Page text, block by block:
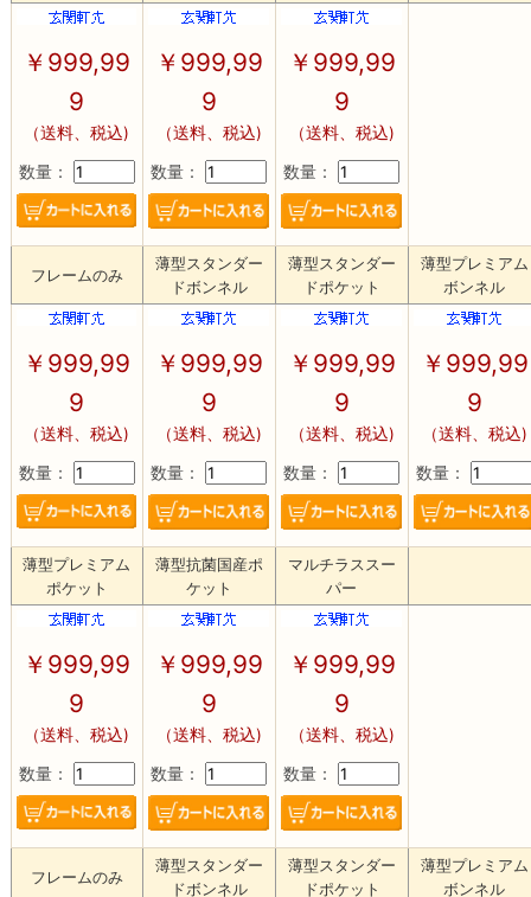
￥ 999,99
9
（送料、税込)
数量：
￥ 999,99
9
（送料、税込)
数量：
￥ 999,99
9
（送料、税込)
数量：
フレームのみ
薄型スタンダー
ドボンネル
薄型スタンダー
ドポケット
薄型プレミアム
ボンネル
￥ 999,99
9
（送料、税込)
数量：
￥ 999,99
9
（送料、税込)
数量：
￥ 999,99
9
（送料、税込)
数量：
￥ 999,99
9
（送料、税込)
数量：
薄型プレミアム
ポケット
薄型抗菌国産ポ
ケット
マルチラススー
パー
￥ 999,99
9
（送料、税込)
数量：
￥ 999,99
9
（送料、税込)
数量：
￥ 999,99
9
（送料、税込)
数量：
フレームのみ
薄型スタンダー
ドボンネル
薄型スタンダー
ドポケット
薄型プレミアム
ボンネル